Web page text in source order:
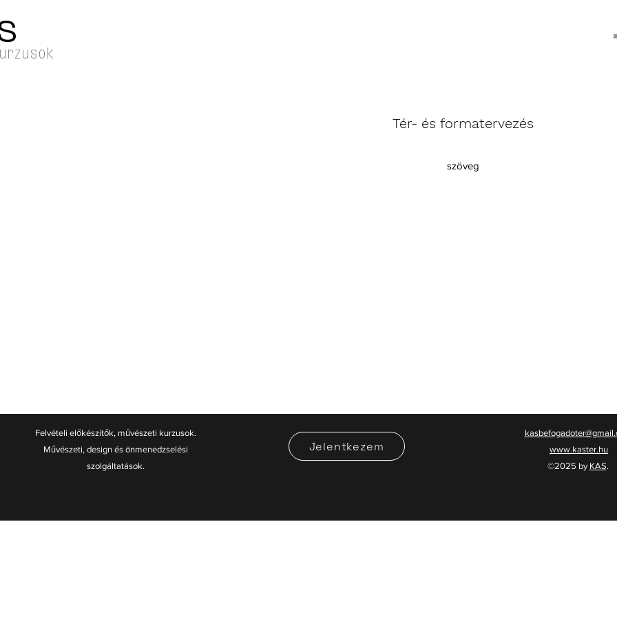
Tér- és formatervezés
szöveg
Felvételi előkészítők, művészeti kurzusok.
Művészeti, design és önmenedzselési
szolgáltatások.
Jelentkezem
www.kaster.hu
©2025 by KAS.